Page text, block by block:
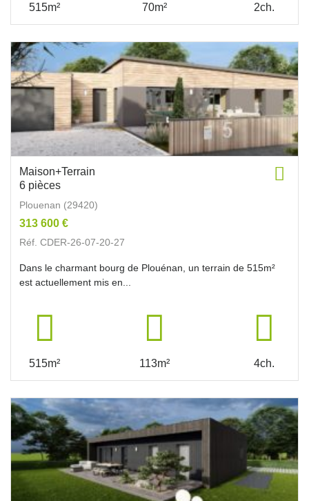
515m² 70m² 2ch.
Maison+Terrain
6 pièces
Plouenan (29420)
313 600 €
Réf. CDER-26-07-20-27
Dans le charmant bourg de Plouénan, un terrain de 515m²
est actuellement mis en...
515m² 113m² 4ch.